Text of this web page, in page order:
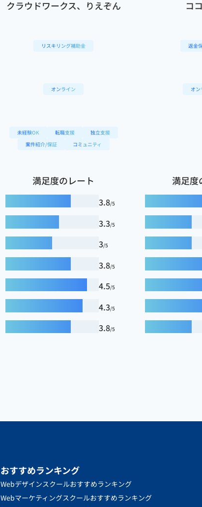
クラウドワークス、りえぞん コ
リスキリング補助金 返金
オンライン オ
未経験OK 転職支援
独立支援
案件紹介/保証
コミュニティ
満足度のレート
3.8/5
3.3/5
3/5
3.8/5
4.5/5
4.3/5
3.8/5
満足度
おすすめランキング
Webデザインスクールおすすめランキング
Webマーケティングスクールおすすめランキング